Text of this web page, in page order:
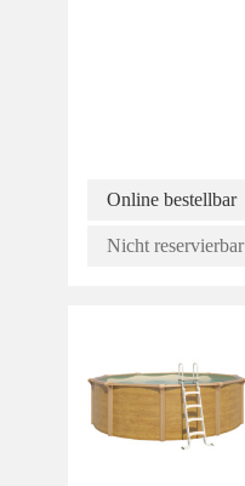
Online bestellbar
Nicht reservierbar